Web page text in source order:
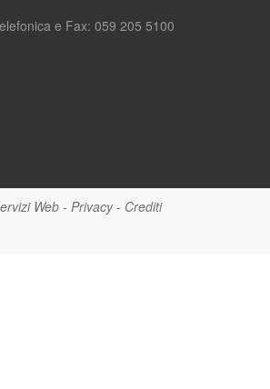
e Fax: 059 205 5100
Web -Privacy- Crediti